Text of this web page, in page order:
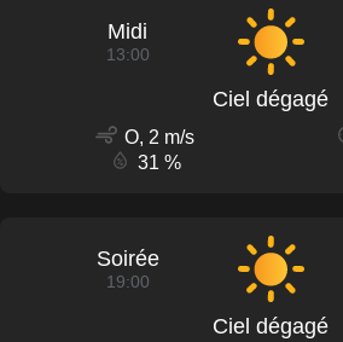
Midi
13:00
Ciel dégagé
O, 2 m/s
31 %
Soirée
19:00
Ciel dégagé